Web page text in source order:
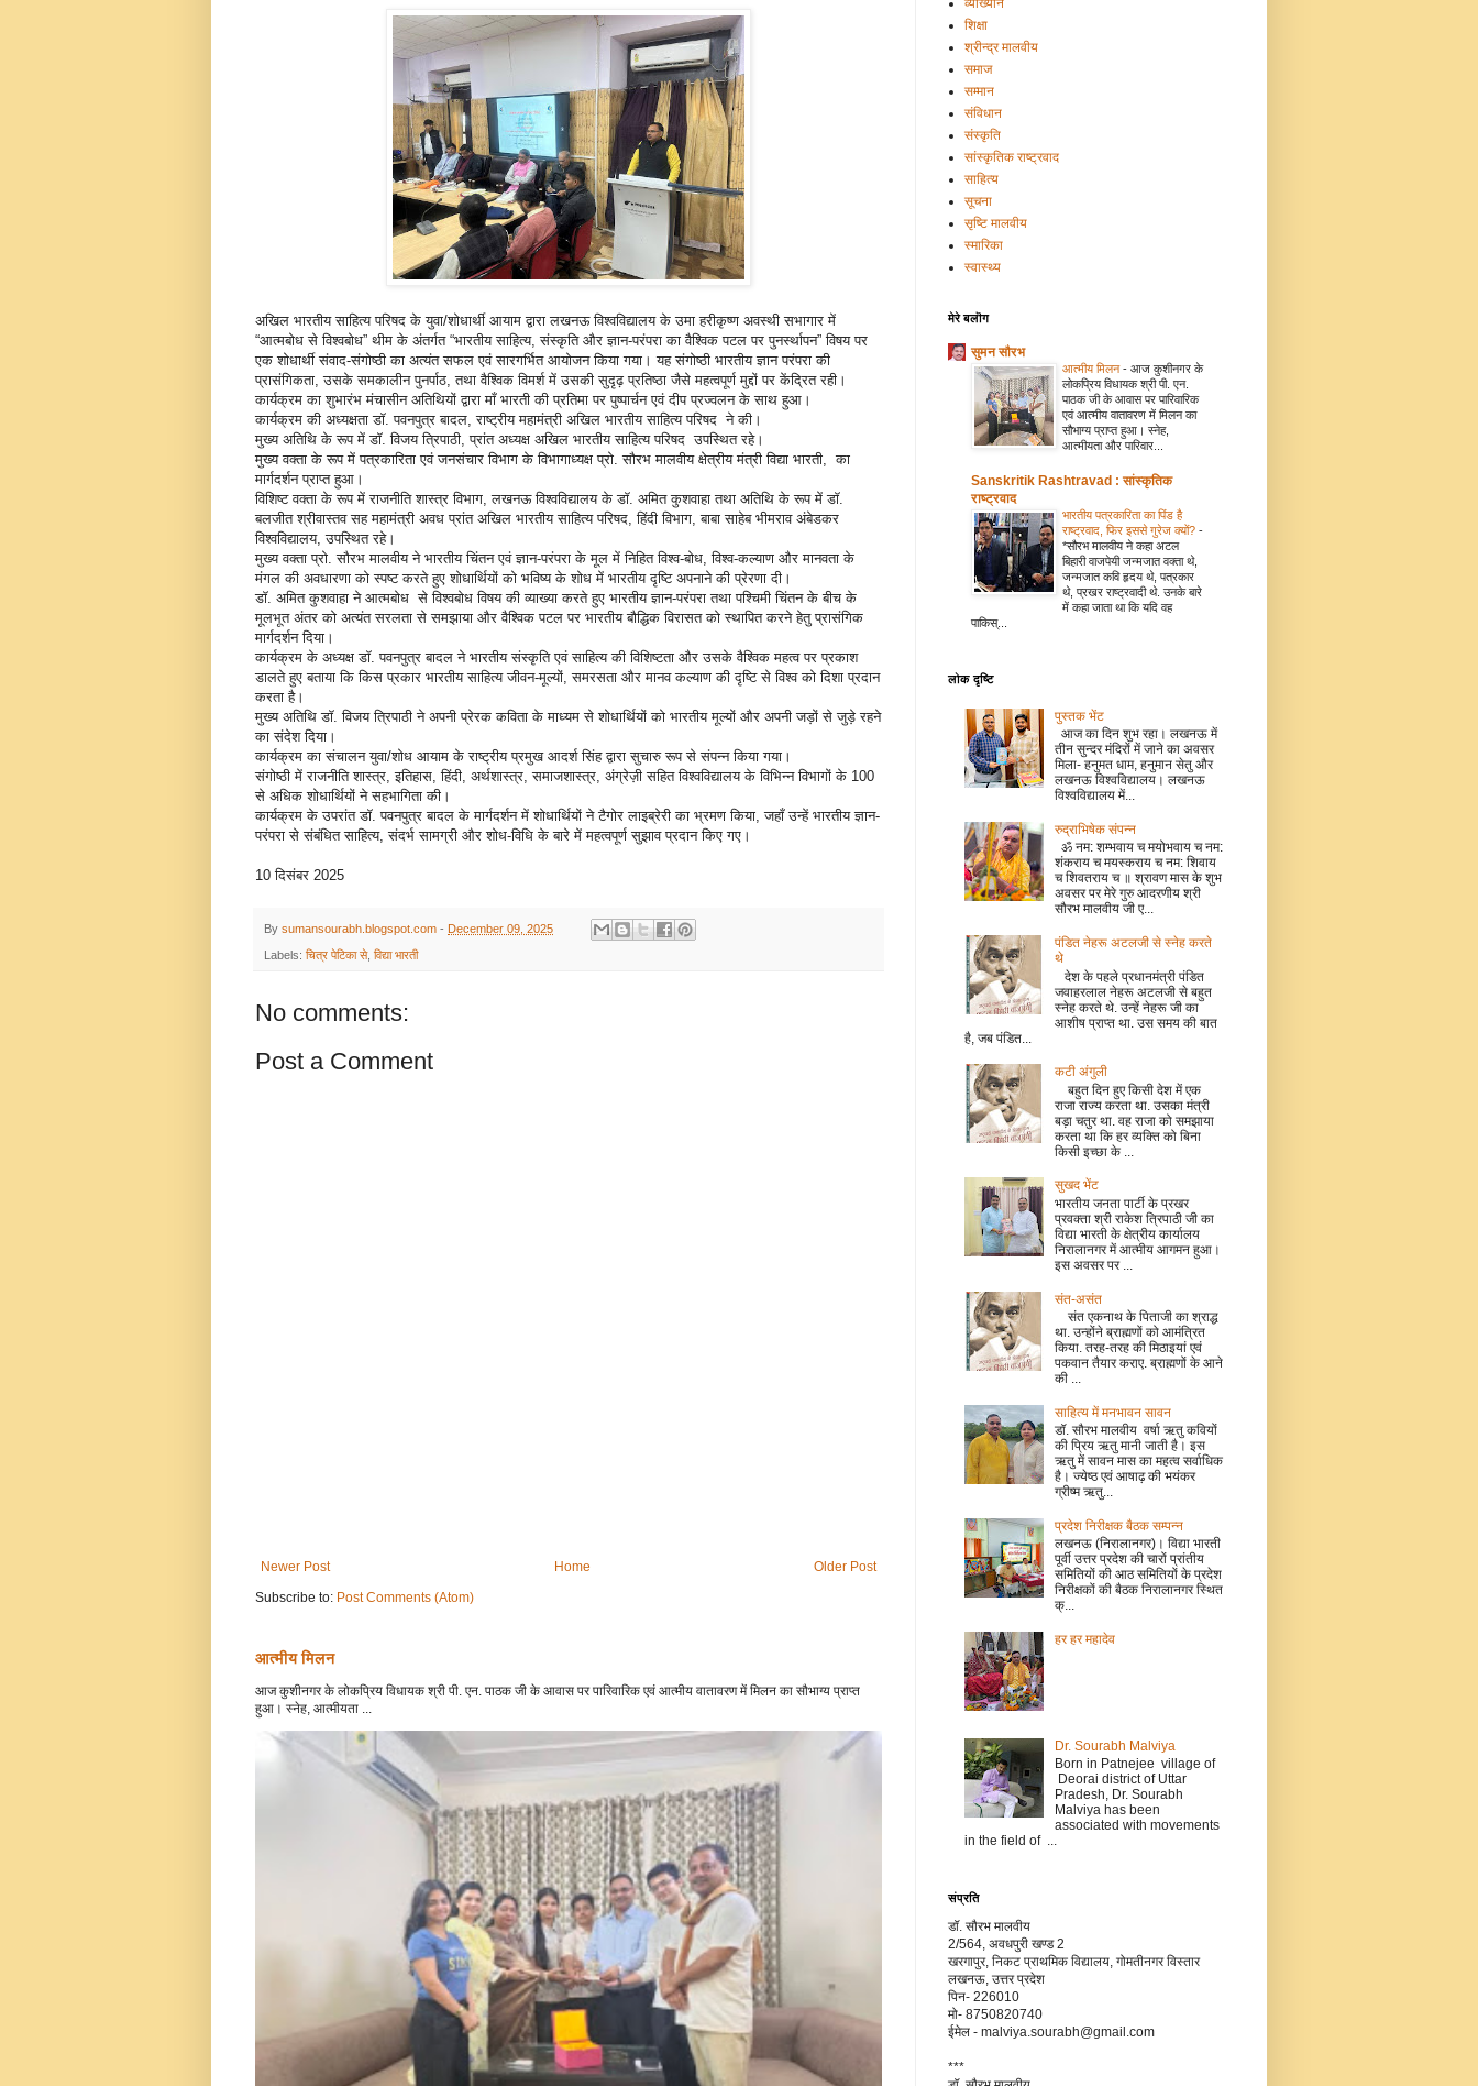
अखिल भारतीय साहित्य परिषद के युवा/शोधार्थी आयाम द्वारा लखनऊ विश्वविद्यालय के उमा हरीकृष्ण अवस्थी सभागार में
“आत्मबोध से विश्वबोध” थीम के अंतर्गत “भारतीय साहित्य, संस्कृति और ज्ञान-परंपरा का वैश्विक पटल पर पुनर्स्थापन” विषय पर
एक शोधार्थी संवाद-संगोष्ठी का अत्यंत सफल एवं सारगर्भित आयोजन किया गया। यह संगोष्ठी भारतीय ज्ञान परंपरा की
प्रासंगिकता, उसके समकालीन पुनर्पाठ, तथा वैश्विक विमर्श में उसकी सुदृढ़ प्रतिष्ठा जैसे महत्वपूर्ण मुद्दों पर केंद्रित रही।
कार्यक्रम का शुभारंभ मंचासीन अतिथियों द्वारा माँ भारती की प्रतिमा पर पुष्पार्चन एवं दीप प्रज्वलन के साथ हुआ।
कार्यक्रम की अध्यक्षता डॉ. पवनपुत्र बादल, राष्ट्रीय महामंत्री अखिल भारतीय साहित्य परिषद ने की।
मुख्य अतिथि के रूप में डॉ. विजय त्रिपाठी, प्रांत अध्यक्ष अखिल भारतीय साहित्य परिषद उपस्थित रहे।
मुख्य वक्ता के रूप में पत्रकारिता एवं जनसंचार विभाग के विभागाध्यक्ष प्रो. सौरभ मालवीय क्षेत्रीय मंत्री विद्या भारती, का
मार्गदर्शन प्राप्त हुआ।
विशिष्ट वक्ता के रूप में राजनीति शास्त्र विभाग, लखनऊ विश्वविद्यालय के डॉ. अमित कुशवाहा तथा अतिथि के रूप में डॉ.
बलजीत श्रीवास्तव सह महामंत्री अवध प्रांत अखिल भारतीय साहित्य परिषद, हिंदी विभाग, बाबा साहेब भीमराव अंबेडकर
विश्वविद्यालय, उपस्थित रहे।
मुख्य वक्ता प्रो. सौरभ मालवीय ने भारतीय चिंतन एवं ज्ञान-परंपरा के मूल में निहित विश्व-बोध, विश्व-कल्याण और मानवता के
मंगल की अवधारणा को स्पष्ट करते हुए शोधार्थियों को भविष्य के शोध में भारतीय दृष्टि अपनाने की प्रेरणा दी।
डॉ. अमित कुशवाहा ने आत्मबोध से विश्वबोध विषय की व्याख्या करते हुए भारतीय ज्ञान-परंपरा तथा पश्चिमी चिंतन के बीच के
मूलभूत अंतर को अत्यंत सरलता से समझाया और वैश्विक पटल पर भारतीय बौद्धिक विरासत को स्थापित करने हेतु प्रासंगिक
मार्गदर्शन दिया।
कार्यक्रम के अध्यक्ष डॉ. पवनपुत्र बादल ने भारतीय संस्कृति एवं साहित्य की विशिष्टता और उसके वैश्विक महत्व पर प्रकाश
डालते हुए बताया कि किस प्रकार भारतीय साहित्य जीवन-मूल्यों, समरसता और मानव कल्याण की दृष्टि से विश्व को दिशा प्रदान
करता है।
मुख्य अतिथि डॉ. विजय त्रिपाठी ने अपनी प्रेरक कविता के माध्यम से शोधार्थियों को भारतीय मूल्यों और अपनी जड़ों से जुड़े रहने
का संदेश दिया।
कार्यक्रम का संचालन युवा/शोध आयाम के राष्ट्रीय प्रमुख आदर्श सिंह द्वारा सुचारु रूप से संपन्न किया गया।
संगोष्ठी में राजनीति शास्त्र, इतिहास, हिंदी, अर्थशास्त्र, समाजशास्त्र, अंग्रेज़ी सहित विश्वविद्यालय के विभिन्न विभागों के 100
से अधिक शोधार्थियों ने सहभागिता की।
कार्यक्रम के उपरांत डॉ. पवनपुत्र बादल के मार्गदर्शन में शोधार्थियों ने टैगोर लाइब्रेरी का भ्रमण किया, जहाँ उन्हें भारतीय ज्ञान-
परंपरा से संबंधित साहित्य, संदर्भ सामग्री और शोध-विधि के बारे में महत्वपूर्ण सुझाव प्रदान किए गए।
10 दिसंबर 2025
By sumansourabh.blogspot.com - December 09, 2025
Labels: चित्र पेटिका से, विद्या भारती
No comments:
Post a Comment
Newer Post Older Post
Home
Subscribe to: Post Comments (Atom)
आत्मीय मिलन
आज कुशीनगर के लोकप्रिय विधायक श्री पी. एन. पाठक जी के आवास पर पारिवारिक एवं आत्मीय वातावरण में मिलन का सौभाग्य प्राप्त
हुआ। स्नेह, आत्मीयता ...
व्याख्यान
शिक्षा
श्रीन्द्र मालवीय
समाज
सम्मान
संविधान
संस्कृति
सांस्कृतिक राष्ट्रवाद
साहित्य
सूचना
सृष्टि मालवीय
स्मारिका
स्वास्थ्य
मेरे बलॊग
सुमन सौरभ
आत्मीय मिलन- आज कुशीनगर के
लोकप्रिय विधायक श्री पी. एन.
पाठक जी के आवास पर पारिवारिक
एवं आत्मीय वातावरण में मिलन का
सौभाग्य प्राप्त हुआ। स्नेह,
आत्मीयता और पारिवार...
Sanskritik Rashtravad : सांस्कृतिक
राष्ट्रवाद
भारतीय पत्रकारिता का पिंड है
राष्ट्रवाद, फिर इससे गुरेज क्यों? -
*सौरभ मालवीय ने कहा अटल
बिहारी वाजपेयी जन्मजात वक्ता थे,
जन्मजात कवि हृदय थे, पत्रकार
थे, प्रखर राष्ट्रवादी थे. उनके बारे
में कहा जाता था कि यदि वह
पाकिस्...
लोक दृष्टि
पुस्तक भेंट
आज का दिन शुभ रहा। लखनऊ में
तीन सुन्दर मंदिरों में जाने का अवसर
मिला- हनुमत धाम, हनुमान सेतु और
लखनऊ विश्वविद्यालय। लखनऊ
विश्वविद्यालय में...
रुद्राभिषेक संपन्न
ॐ नम: शम्भवाय च मयोभवाय च नम:
शंकराय च मयस्कराय च नम: शिवाय
च शिवतराय च ॥ श्रावण मास के शुभ
अवसर पर मेरे गुरु आदरणीय श्री
सौरभ मालवीय जी ए...
पंडित नेहरू अटलजी से स्नेह करते
थे
देश के पहले प्रधानमंत्री पंडित
जवाहरलाल नेहरू अटलजी से बहुत
स्नेह करते थे. उन्हें नेहरू जी का
आशीष प्राप्त था. उस समय की बात
है, जब पंडित...
कटी अंगुली
बहुत दिन हुए किसी देश में एक
राजा राज्य करता था. उसका मंत्री
बड़ा चतुर था. वह राजा को समझाया
करता था कि हर व्यक्ति को बिना
किसी इच्छा के ...
सुखद भेंट
भारतीय जनता पार्टी के प्रखर
प्रवक्ता श्री राकेश त्रिपाठी जी का
विद्या भारती के क्षेत्रीय कार्यालय
निरालानगर में आत्मीय आगमन हुआ।
इस अवसर पर ...
संत-असंत
संत एकनाथ के पिताजी का श्राद्ध
था. उन्होंने ब्राह्मणों को आमंत्रित
किया. तरह-तरह की मिठाइयां एवं
पकवान तैयार कराए. ब्राह्मणों के आने
की ...
साहित्य में मनभावन सावन
डॉ. सौरभ मालवीय वर्षा ऋतु कवियों
की प्रिय ऋतु मानी जाती है। इस
ऋतु में सावन मास का महत्व सर्वाधिक
है। ज्येष्ठ एवं आषाढ़ की भयंकर
ग्रीष्म ऋतु...
प्रदेश निरीक्षक बैठक सम्पन्न
लखनऊ (निरालानगर)। विद्या भारती
पूर्वी उत्तर प्रदेश की चारों प्रांतीय
समितियों की आठ समितियों के प्रदेश
निरीक्षकों की बैठक निरालानगर स्थित
क्...
हर हर महादेव
Dr. Sourabh Malviya
Born in Patnejee village of
Deorai district of Uttar
Pradesh, Dr. Sourabh
Malviya has been
associated with movements
in the field of ...
संप्रति
डॉ. सौरभ मालवीय
2/564, अवधपुरी खण्ड 2
खरगापुर, निकट प्राथमिक विद्यालय, गोमतीनगर विस्तार
लखनऊ, उत्तर प्रदेश
पिन- 226010
मो- 8750820740
ईमेल - malviya.sourabh@gmail.com
***